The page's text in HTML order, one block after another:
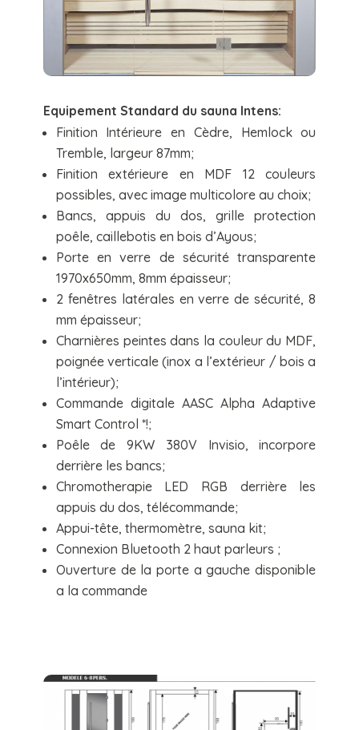
Equipement Standard du sauna Intens:
Finition Intérieure en Cèdre, Hemlock ou
Tremble, largeur 87mm;
Finition extérieure en MDF 12 couleurs
possibles, avec image multicolore au choix;
Bancs, appuis du dos, grille protection
poêle, caillebotis en bois d’Ayous;
Porte en verre de sécurité transparente
1970x650mm, 8mm épaisseur;
2 fenêtres latérales en verre de sécurité, 8
mm épaisseur;
Charnières peintes dans la couleur du MDF,
poignée verticale (inox a l’extérieur / bois a
l’intérieur);
Commande digitale AASC Alpha Adaptive
Smart Control *!;
Poêle de 9KW 380V Invisio, incorpore
derrière les bancs;
Chromotherapie LED RGB derrière les
appuis du dos, télécommande;
Appui-tête, thermomètre, sauna kit;
Connexion Bluetooth 2 haut parleurs ;
Ouverture de la porte a gauche disponible
a la commande